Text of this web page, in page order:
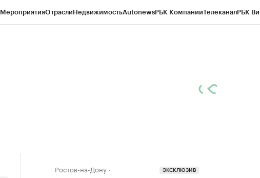
МероприятияОтраслиНедвижимостьAutonewsРБК КомпанииТелеканалРБК
Ростов-на-Дону ЭКСКЛЮЗИВ